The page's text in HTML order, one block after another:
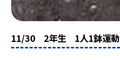
11/30 2年生 1人1鉢運動